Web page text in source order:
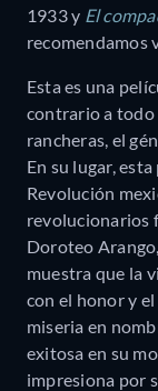
1933 y El
recomendamos
Esta es una
contrario a todo
rancheras, el
En su lugar,
Revolución
revolucionarios
Doroteo
muestra que la
con el honor y
miseria en
exitosa en su
impresiona por